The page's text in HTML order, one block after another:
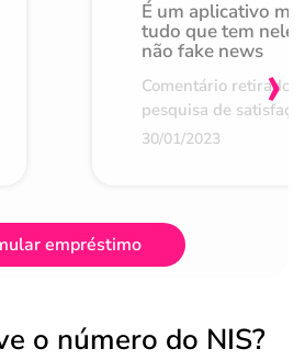
É um aplicativo
tudo que tem nele
não fake news
Comentário retirado
pesquisa de
30/01/2023
›
empréstimo
o número do NIS?